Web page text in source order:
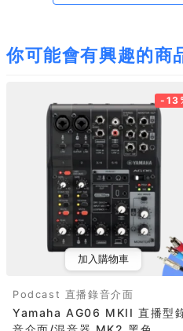
你可能會有興趣的商
-
加入購物車
Podcast 直播錄音介面
Yamaha AG06 MKII 直播型